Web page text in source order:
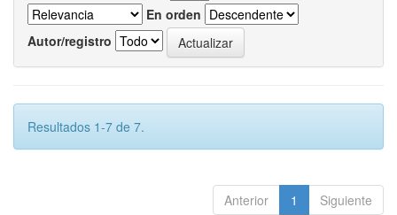
En orden
Autor/registro
Resultados 1-7 de 7.
Anterior 1 Siguiente